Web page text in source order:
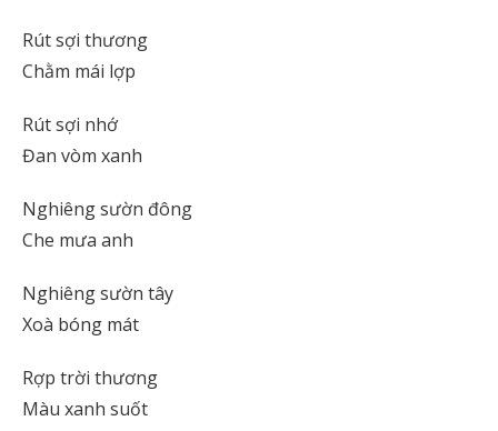
Rút sợi thương
Chằm mái lợp
Rút sợi nhớ
Đan vòm xanh
Nghiêng sườn đông
Che mưa anh
Nghiêng sườn tây
Xoà bóng mát
Rợp trời thương
Màu xanh suốt